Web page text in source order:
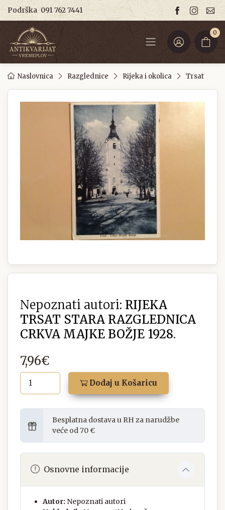
Podrška 091 762 7441
0
Naslovnica Razglednice Rijeka i okolica Trsat
Nepoznati autori: RIJEKA
TRSAT STARA RAZGLEDNICA
CRKVA MAJKE BOŽJE 1928.
7,96€
Dodaj u Košaricu
Besplatna dostava u RH za narudžbe
veće od 70 €
Osnovne informacije
Autor: Nepoznati autori